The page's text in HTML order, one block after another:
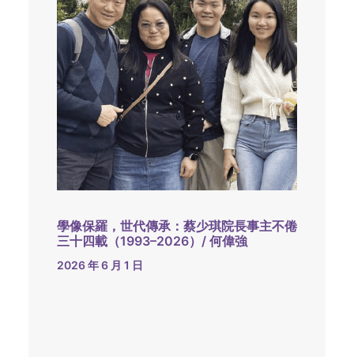
學像保羅，世代傳承：蔡少琪院長事主不倦
三十四載（1993–2026）/ 何偉強
2026 年 6 月 1 日